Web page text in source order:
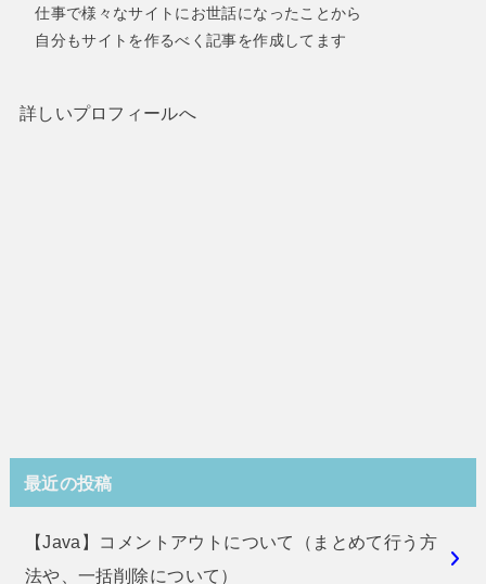
仕事で様々なサイトにお世話になったことから
自分もサイトを作るべく記事を作成してます
詳しいプロフィールへ
最近の投稿
【Java】コメントアウトについて（まとめて行う方
法や、一括削除について）